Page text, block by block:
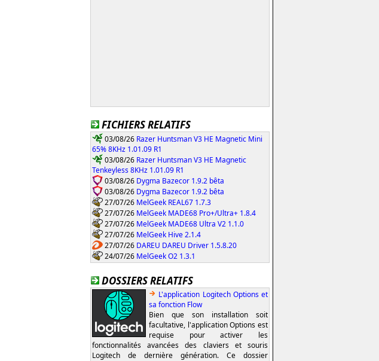
FICHIERS RELATIFS
03/08/26 Razer Huntsman V3 HE Magnetic Mini
65% 8KHz 1.01.09 R1
03/08/26 Razer Huntsman V3 HE Magnetic
Tenkeyless 8KHz 1.01.09 R1
03/08/26 Dygma Bazecor 1.9.2 bêta
03/08/26 Dygma Bazecor 1.9.2 bêta
27/07/26 MelGeek REAL67 1.7.3
27/07/26 MelGeek MADE68 Pro+/Ultra+ 1.8.4
27/07/26 MelGeek MADE68 Ultra V2 1.1.0
27/07/26 MelGeek Hive 2.1.4
27/07/26 DAREU DAREU Driver 1.5.8.20
24/07/26 MelGeek O2 1.3.1
DOSSIERS RELATIFS
L'application Logitech Options et
sa fonction Flow
Bien que son installation soit
facultative, l'application Options est
requise pour activer les
fonctionnalités avancées des claviers et souris
Logitech de dernière génération. Ce dossier